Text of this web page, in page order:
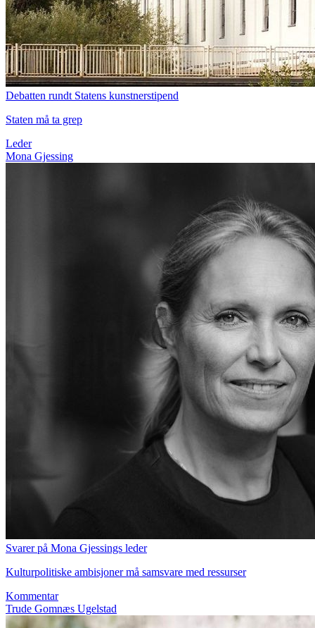
Debatten rundt Statens kunstnerstipend
Staten må ta grep
Leder
Mona Gjessing
Svarer på Mona Gjessings leder
Kulturpolitiske ambisjoner må samsvare med ressurser
Kommentar
Trude Gomnæs Ugelstad